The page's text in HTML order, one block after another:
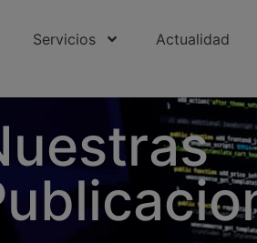
Servicios Actualidad